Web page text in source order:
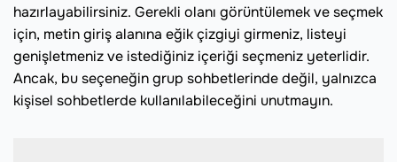
hazırlayabilirsiniz. Gerekli olanı görüntülemek ve seçmek
için, metin giriş alanına eğik çizgiyi girmeniz, listeyi
genişletmeniz ve istediğiniz içeriği seçmeniz yeterlidir.
Ancak, bu seçeneğin grup sohbetlerinde değil, yalnızca
kişisel sohbetlerde kullanılabileceğini unutmayın.